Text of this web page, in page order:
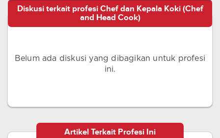
Diskusi terkait profesi Chef dan Kepala Koki (Chef
and Head Cook)
Belum ada diskusi yang dibagikan untuk profesi
ini.
Artikel Terkait Profesi Ini